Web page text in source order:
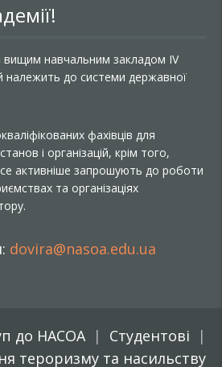
вищим навчальним закладом IV
належить до системи державної
фахівців для
і організацій, крім того,
активніше запрошують до роботи
та організаціях
dovira@nasoa.edu.ua
до НАСОА
Студентові
тероризму та насильству